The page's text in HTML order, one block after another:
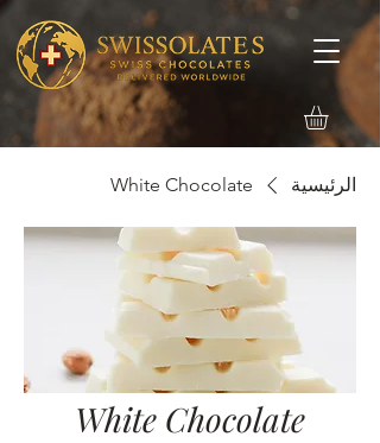
الرئيسية White Chocolate
White Chocolate